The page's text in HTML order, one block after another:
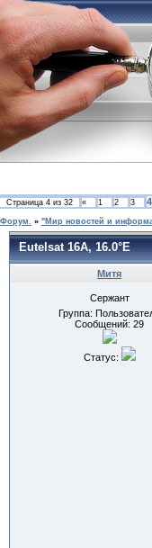
Страница 4 из 32 « 1 2 3 4
Форум. » "Мир новостей и
Eutelsat 16A, 16.0°E
Митя
Сержант
Группа:
Сообщений: 29
Статус: